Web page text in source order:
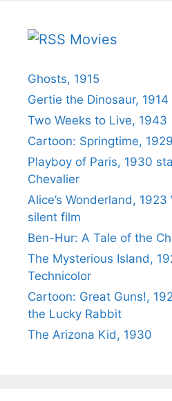
Movies
Ghosts, 1915
Gertie the Dinosaur, 1914
Two Weeks to Live, 1943
Cartoon: Springtime,
Playboy of Paris, 1930
Chevalier
Alice’s Wonderland,
silent film
Ben-Hur: A Tale of the
The Mysterious Island,
Technicolor
Cartoon: Great Guns!,
the Lucky Rabbit
The Arizona Kid, 1930